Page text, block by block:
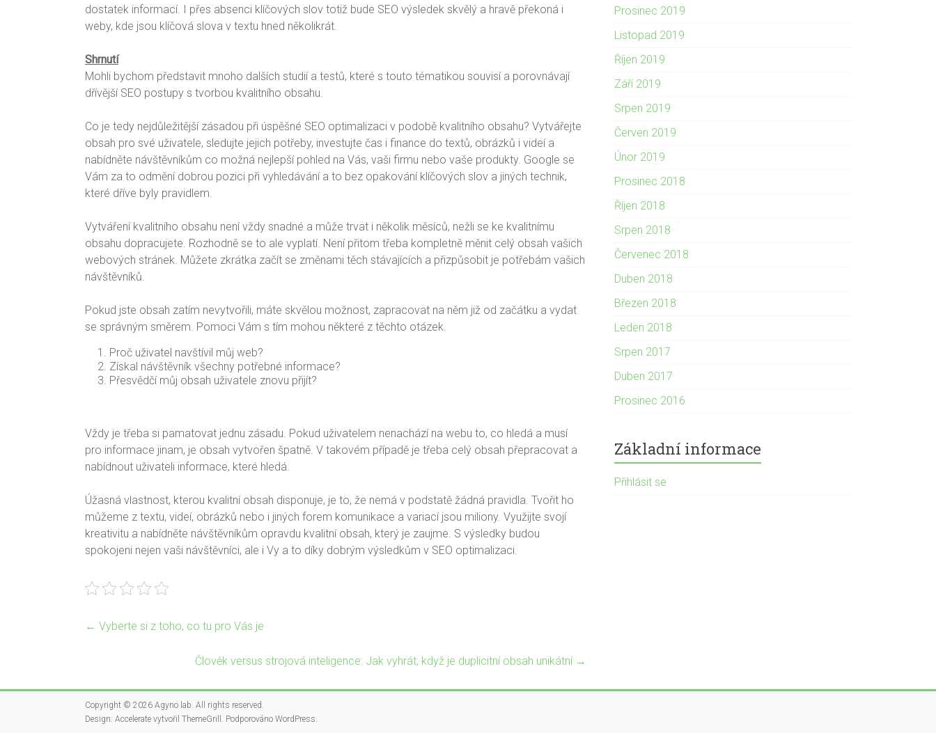
dostatek informací. I přes absenci klíčových slov totiž bude SEO výsledek skvělý a hravě překoná i
weby, kde jsou klíčová slova v textu hned několikrát.
Shrnutí
Mohli bychom představit mnoho dalších studií a testů, které s touto tématikou souvisí a porovnávají
dřívější SEO postupy s tvorbou kvalitního obsahu.
Co je tedy nejdůležitější zásadou při úspěšné SEO optimalizaci v podobě kvalitního obsahu? Vytvářejte
obsah pro své uživatele, sledujte jejich potřeby, investujte čas i finance do textů, obrázků i videí a
nabídněte návštěvníkům co možná nejlepší pohled na Vás, vaši firmu nebo vaše produkty. Google se
Vám za to odmění dobrou pozici při vyhledávání a to bez opakování klíčových slov a jiných technik,
které dříve byly pravidlem.
Vytváření kvalitního obsahu není vždy snadné a může trvat i několik měsíců, nežli se ke kvalitnímu
obsahu dopracujete. Rozhodně se to ale vyplatí. Není přitom třeba kompletně měnit celý obsah vašich
webových stránek. Můžete zkrátka začít se změnami těch stávajících a přizpůsobit je potřebám vašich
návštěvníků.
Pokud jste obsah zatím nevytvořili, máte skvělou možnost, zapracovat na něm již od začátku a vydat
se správným směrem. Pomoci Vám s tím mohou některé z těchto otázek.
Proč uživatel navštívil můj web?
Získal návštěvník všechny potřebné informace?
Přesvědčí můj obsah uživatele znovu přijít?
Vždy je třeba si pamatovat jednu zásadu. Pokud uživatelem nenachází na webu to, co hledá a musí
pro informace jinam, je obsah vytvořen špatně. V takovém případě je třeba celý obsah přepracovat a
nabídnout uživateli informace, které hledá.
Úžasná vlastnost, kterou kvalitní obsah disponuje, je to, že nemá v podstatě žádná pravidla. Tvořit ho
můžeme z textu, videí, obrázků nebo i jiných forem komunikace a variací jsou miliony. Využijte svojí
kreativitu a nabídněte návštěvníkům opravdu kvalitní obsah, který je zaujme. S výsledky budou
spokojeni nejen vaši návštěvníci, ale i Vy a to díky dobrým výsledkům v SEO optimalizaci.
← Vyberte si z toho, co tu pro Vás je
Člověk versus strojová inteligence: Jak vyhrát, když je duplicitní obsah unikátní →
Prosinec 2019
Listopad 2019
Říjen 2019
Září 2019
Srpen 2019
Červen 2019
Únor 2019
Prosinec 2018
Říjen 2018
Srpen 2018
Červenec 2018
Duben 2018
Březen 2018
Leden 2018
Srpen 2017
Duben 2017
Prosinec 2016
Základní informace
Přihlásit se
Copyright © 2026 Agyno lab. All rights reserved.
Design: Accelerate vytvořil ThemeGrill. Podporováno WordPress.